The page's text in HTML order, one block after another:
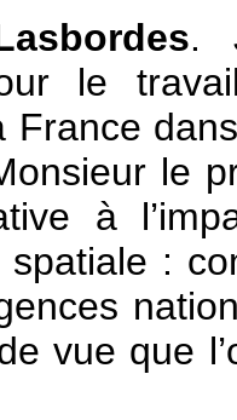
.
le
France
le
à
:
vue que